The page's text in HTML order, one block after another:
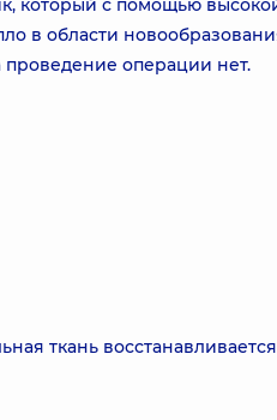
который с помощью
в области
операции нет.
ткань